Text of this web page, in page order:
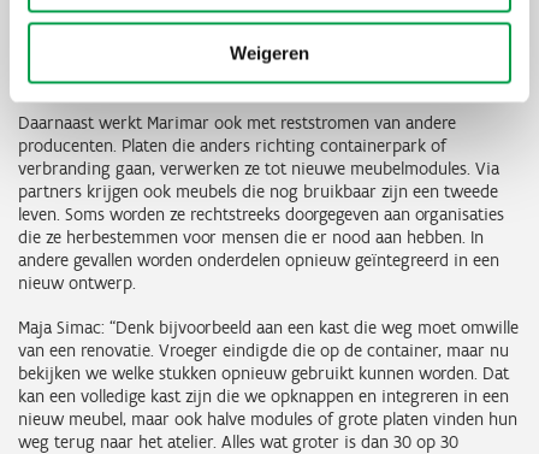
Weigeren
vervolgens een garderobe. De modules sluiten naadloos op elkaar
aan en zijn makkelijk te demonteren. Zo kan je een meubel blijven
gebruiken, ook wanneer je noden of de ruimtes waarin je het wil
gebruiken, veranderen.
Daarnaast werkt Marimar ook met reststromen van andere
producenten. Platen die anders richting containerpark of
verbranding gaan, verwerken ze tot nieuwe meubelmodules. Via
partners krijgen ook meubels die nog bruikbaar zijn een tweede
leven. Soms worden ze rechtstreeks doorgegeven aan organisaties
die ze herbestemmen voor mensen die er nood aan hebben. In
andere gevallen worden onderdelen opnieuw geïntegreerd in een
nieuw ontwerp.
Maja Simac: “Denk bijvoorbeeld aan een kast die weg moet omwille
van een renovatie. Vroeger eindigde die op de container, maar nu
bekijken we welke stukken opnieuw gebruikt kunnen worden. Dat
kan een volledige kast zijn die we opknappen en integreren in een
nieuw meubel, maar ook halve modules of grote platen vinden hun
weg terug naar het atelier. Alles wat groter is dan 30 op 30